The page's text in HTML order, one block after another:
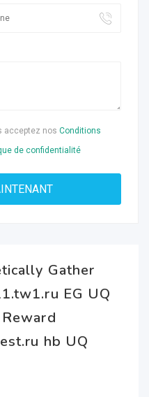
acceptez nos Conditions
de confidentialité
Gather
EG UQ
hb UQ